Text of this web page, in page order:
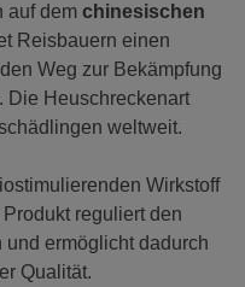
auf dem chinesischen
Reisbauern einen
Weg zur Bekämpfung
. Die Heuschreckenart
weltweit.
Wirkstoff
reguliert den
und ermöglicht dadurch
Qualität.